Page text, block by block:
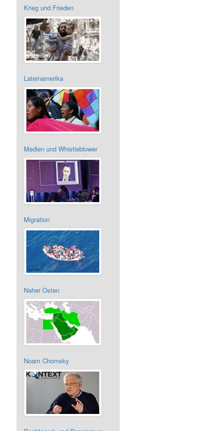
Krieg und Frieden
Lateinamerika
Medien und Whistleblower
Migration
Naher Osten
Noam Chomsky